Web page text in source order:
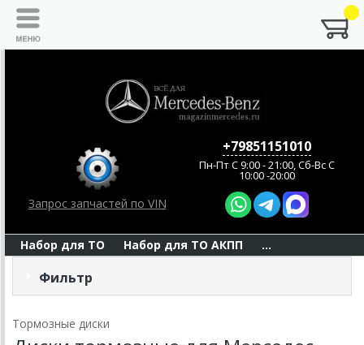
Запрос запчастей по VIN
+79851151010
Пн-Пт C 9:00 - 21:00, Сб-Вс С
10:00 -20:00
Набор для ТО Набор для ТО АКПП ...
Фильтр
Тормозные диски